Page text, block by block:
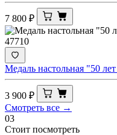
7 800 ₽
47710
Медаль настольная "50
3 900 ₽
Смотреть все →
03
Стоит посмотреть